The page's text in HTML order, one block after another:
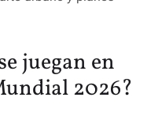
juegan en
2026?